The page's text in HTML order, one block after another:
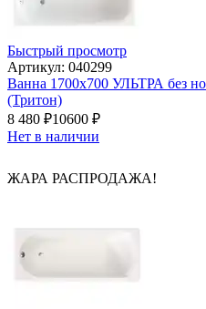
Быстрый просмотр
Артикул: 040299
Ванна 1700х700 УЛЬТРА без
(Тритон)
8 480 ₽10600 ₽
Нет в наличии
ЖАРА РАСПРОДАЖА!